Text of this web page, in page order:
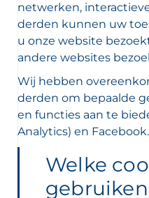
netwerken,
derden kunnen uw
u onze website
andere websites
Wij hebben
derden om bepaalde
en functies aan te
Analytics) en Facebook.
Welke